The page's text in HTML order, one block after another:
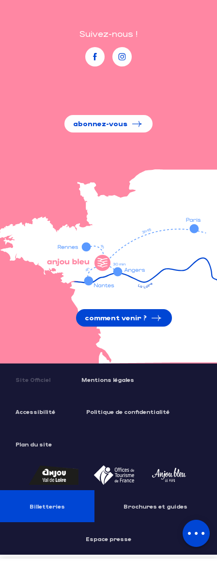
Tarifs
Contacter par email
Suivez-nous !
abonnez-vous
comment venir ?
Site Officiel Mentions légales
Accessibilité Politique de confidentialité
Plan du site
Billetteries Brochures et guides
Espace presse